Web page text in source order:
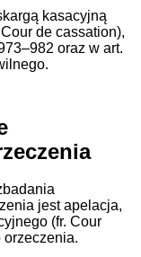
kasacyjną
de cassation),
oraz w art.
jest apelacja,
(fr. Cour
orzeczenia.